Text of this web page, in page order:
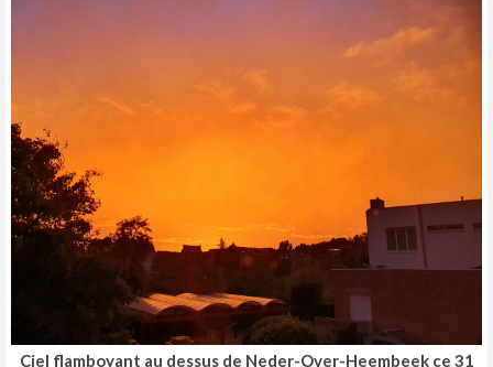
Ciel flamboyant au dessus de Neder-Over-Heembeek ce 31